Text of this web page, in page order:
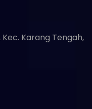
Karang Tengah,